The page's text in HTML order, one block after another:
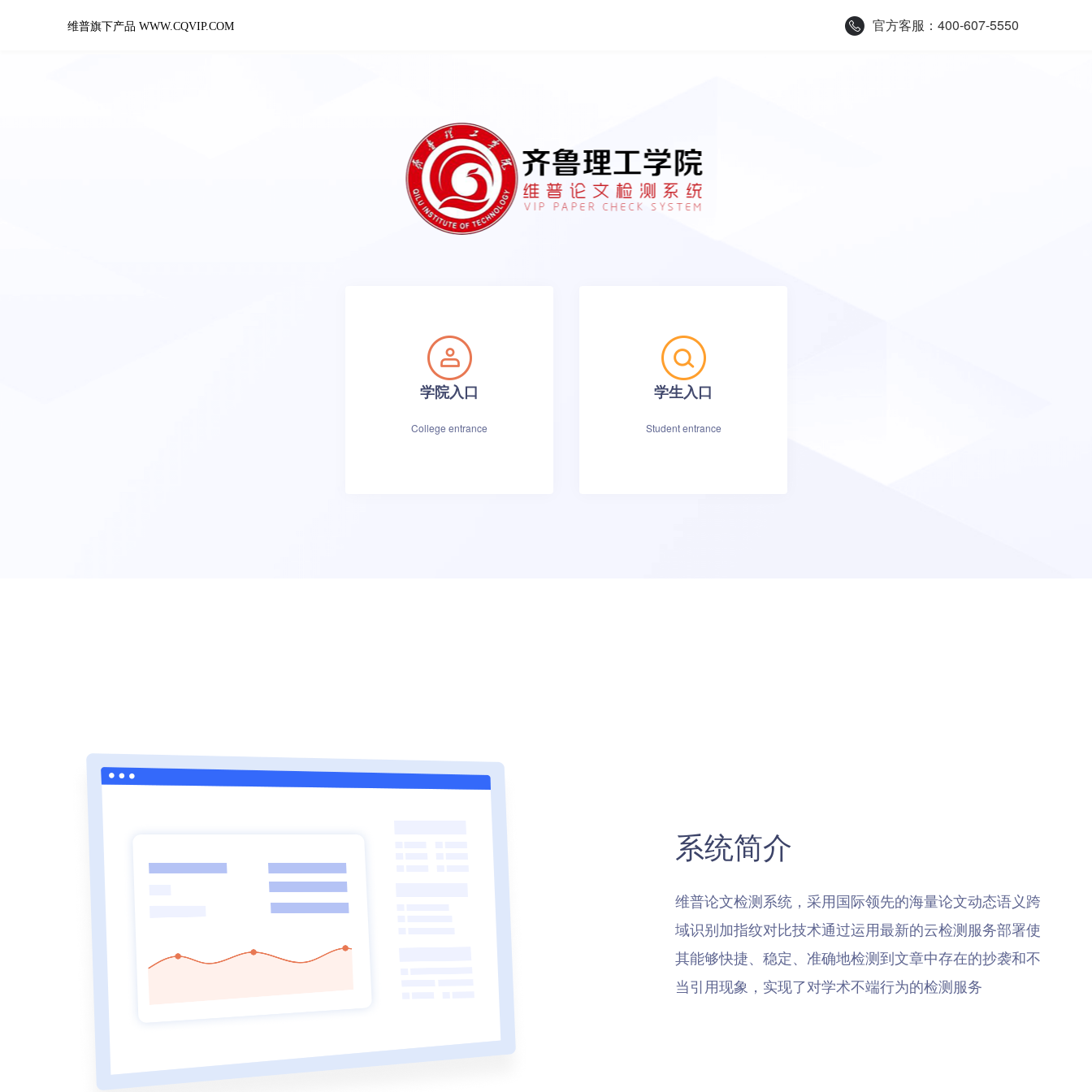
维普旗下产品 WWW.CQVIP.COM 官方客服：400-607-5550
学院入口
College entrance
学生入口
Student entrance
系统简介
维普论文检测系统，采用国际领先的海量论文动态语义跨
域识别加指纹对比技术通过运用最新的云检测服务部署使
其能够快捷、稳定、准确地检测到文章中存在的抄袭和不
当引用现象，实现了对学术不端行为的检测服务